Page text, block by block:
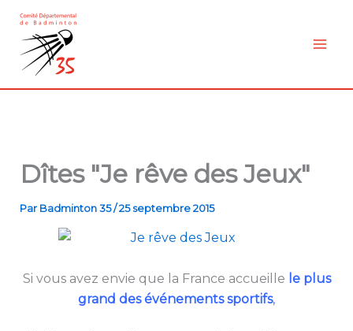
contenu
Dîtes "Je rêve des Jeux"
Par Badminton 35/25 septembre 2015
Si vous avez envie que la France accueille le plus
grand des événements sportifs,